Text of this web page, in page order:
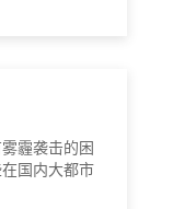
霾袭击的困
国内大都市